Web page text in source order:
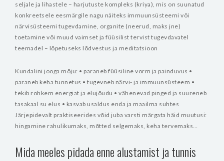
seljale ja lihastele – harjutuste kompleks (kriya), mis on suunatud
konkreetsele eesmärgile nagu näiteks immuunsüsteemi või
närvisüsteemi tugevdamine, organite (neerud, maks jne)
toetamine või muud vaimset ja füüsilist tervist tugevdavatel
teemadel – lõpetuseks lõdvestus ja meditatsioon
Kundalini jooga mõju: • paraneb füüsiline vorm ja painduvus •
paraneb keha tunnetus • tugevneb närvi- ja immuunsüsteem •
tekib rohkem energiat ja elujõudu • vähenevad pinged ja suureneb
tasakaal su elus • kasvab usaldus enda ja maailma suhtes
Järjepidevalt praktiseerides võid juba varsti märgata häid muutusi:
hingamine rahulikumaks, mõtted selgemaks, keha tervemaks…
Mida meeles pidada enne alustamist ja tunnis